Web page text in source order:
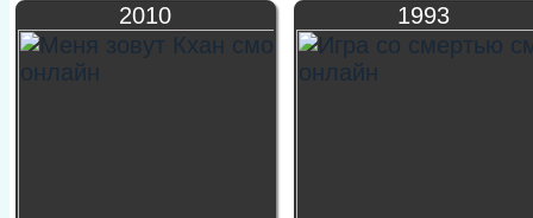
2010 1993